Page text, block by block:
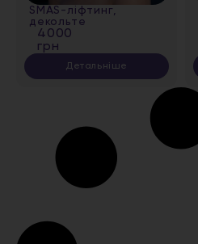
SMAS-ліфтинг,
декольте
4000
грн
Детальніше